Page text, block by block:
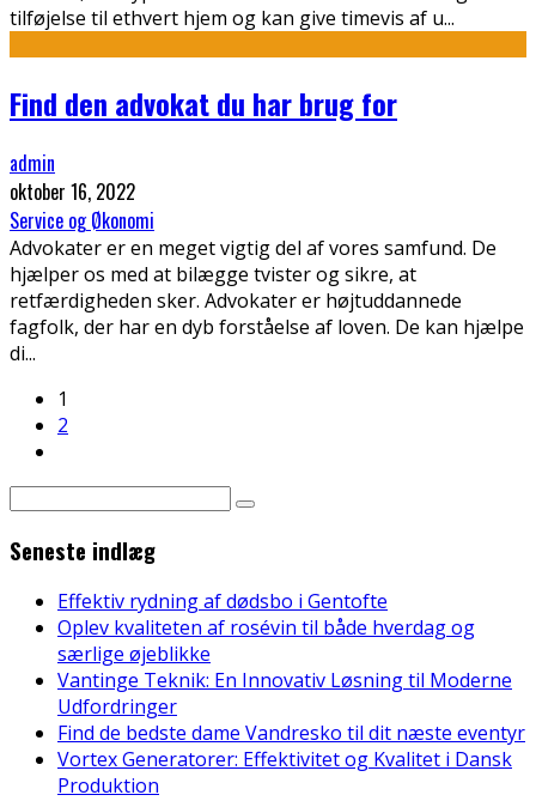
tilføjelse til ethvert hjem og kan give timevis af u...
Find den advokat du har brug for
admin
oktober 16, 2022
Service og Økonomi
Advokater er en meget vigtig del af vores samfund. De
hjælper os med at bilægge tvister og sikre, at
retfærdigheden sker. Advokater er højtuddannede
fagfolk, der har en dyb forståelse af loven. De kan hjælpe
di...
1
2
Seneste indlæg
Effektiv rydning af dødsbo i Gentofte
Oplev kvaliteten af rosévin til både hverdag og
særlige øjeblikke
Vantinge Teknik: En Innovativ Løsning til Moderne
Udfordringer
Find de bedste dame Vandresko til dit næste eventyr
Vortex Generatorer: Effektivitet og Kvalitet i Dansk
Produktion